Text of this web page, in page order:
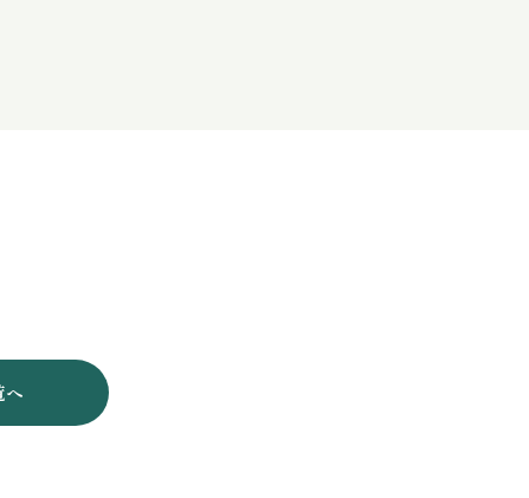
へ